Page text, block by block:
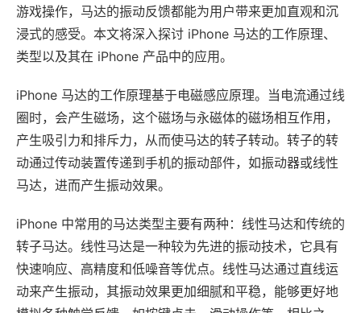
游戏操作，马达的振动反馈都能为用户带来更加直观和沉
浸式的感受。本文将深入探讨 iPhone 马达的工作原理、
类型以及其在 iPhone 产品中的应用。
iPhone 马达的工作原理基于电磁感应原理。当电流通过线
圈时，会产生磁场，这个磁场与永磁体的磁场相互作用，
产生吸引力和排斥力，从而使马达的转子转动。转子的转
动通过传动装置传递到手机的振动部件，如振动器或线性
马达，进而产生振动效果。
iPhone 中常用的马达类型主要有两种：线性马达和传统的
转子马达。线性马达是一种较为先进的振动技术，它具有
快速响应、高精度和低噪音等优点。线性马达通过直线运
动来产生振动，其振动效果更加细腻和平稳，能够更好地